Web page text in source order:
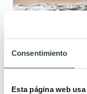
Consentimiento
Esta página web
Campoaras Vintass
2 cajones 2 estantes,
que el mueble,
754,03€